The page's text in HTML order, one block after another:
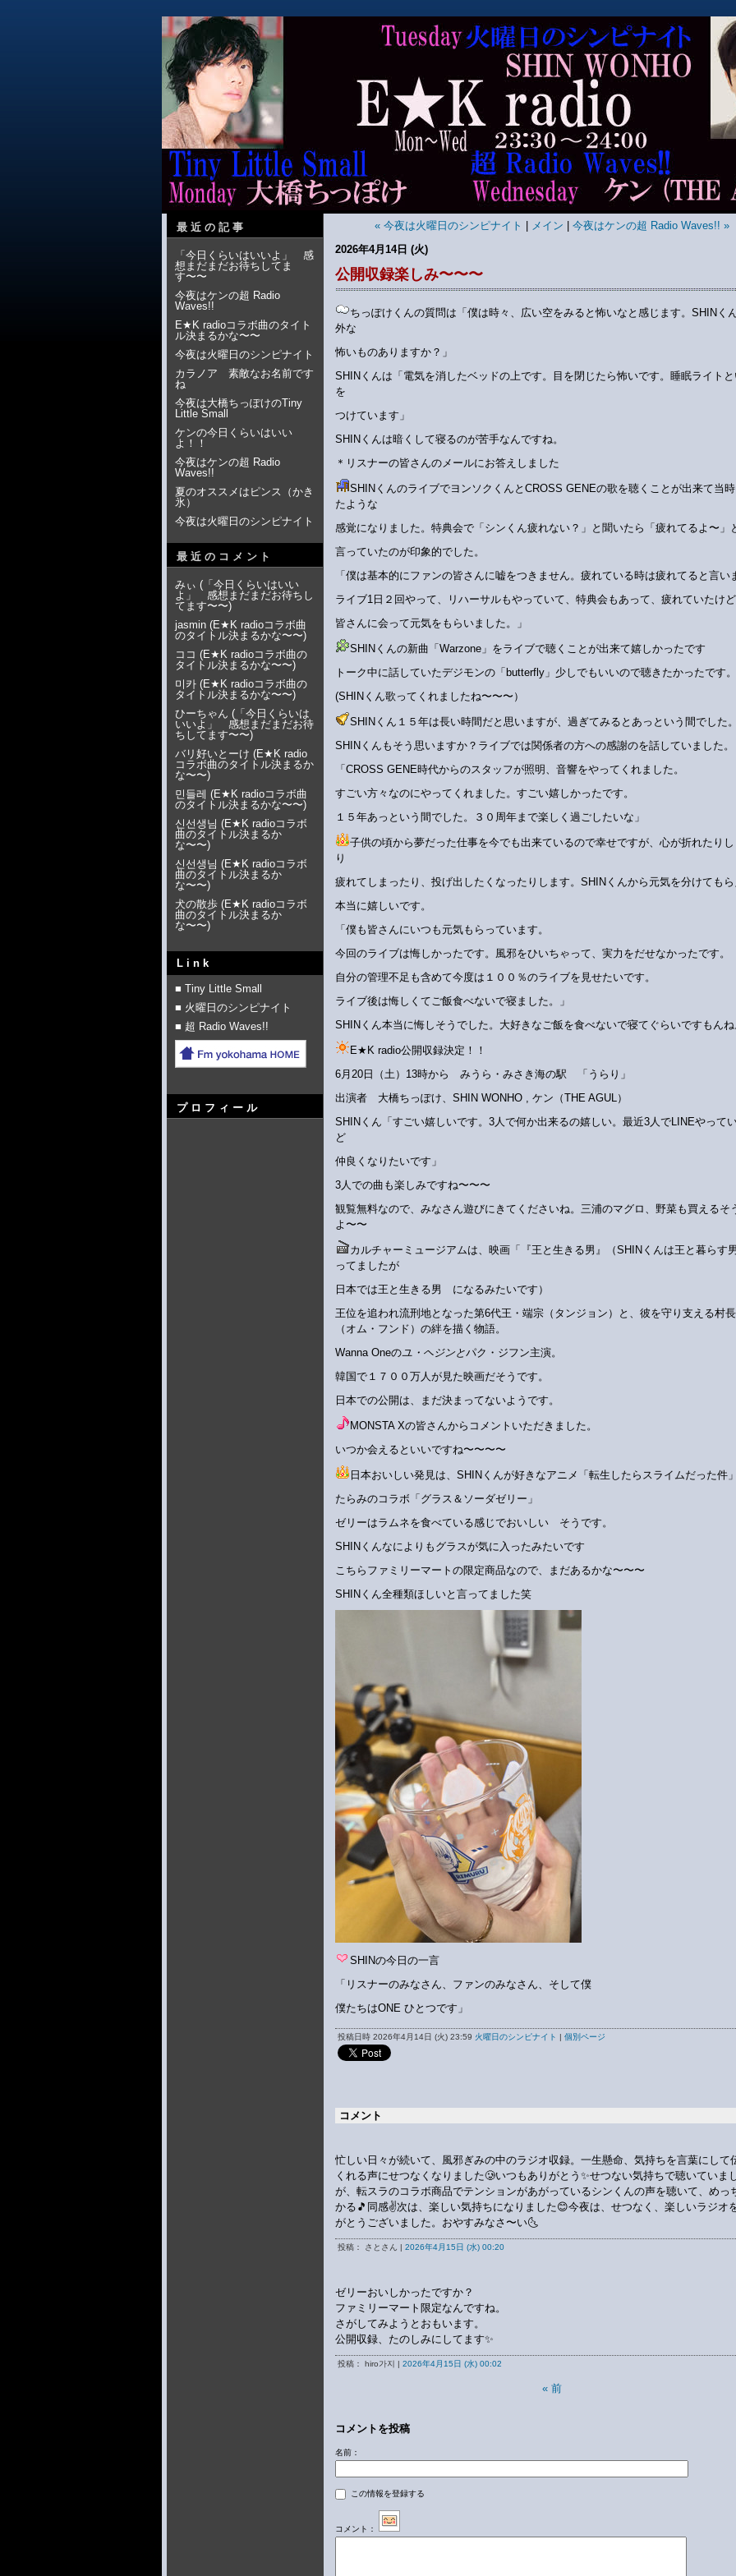
最近の記事
「今日くらいはいいよ」 感
想まだまだお待ちしてま
す〜〜
今夜はケンの超 Radio
Waves!!
E★K radioコラボ曲のタイト
ル決まるかな〜〜
今夜は火曜日のシンピナイト
カラノア 素敵なお名前です
ね
今夜は大橋ちっぽけのTiny
Little Small
ケンの今日くらいはいい
よ！！
今夜はケンの超 Radio
Waves!!
夏のオススメはピンス（かき
氷）
今夜は火曜日のシンピナイト
最近のコメント
みぃ ( 「今日くらいはいい
よ」 感想まだまだお待ちし
てます〜〜)
jasmin (E★K radioコラボ曲
のタイトル決まるかな〜〜)
ココ (E★K radioコラボ曲の
タイトル決まるかな〜〜)
미카 (E★K radioコラボ曲の
タイトル決まるかな〜〜)
ひーちゃん ( 「今日くらいは
いいよ」 感想まだまだお待
ちしてます〜〜)
バリ好いとーけ (E★K radio
コラボ曲のタイトル決まるか
な〜〜)
민들레 (E★K radioコラボ曲
のタイトル決まるかな〜〜)
신선생님 (E★K radioコラボ
曲のタイトル決まるか
な〜〜)
신선생님 (E★K radioコラボ
曲のタイトル決まるか
な〜〜)
犬の散歩 (E★K radioコラボ
曲のタイトル決まるか
な〜〜)
Link
■ Tiny Little Small
■ 火曜日のシンピナイト
■ 超 Radio Waves!!
プロフィール
« 今夜は火曜日のシンピナイト メイン
今夜はケンの超 Radio Waves!! »
2026年4月14日 (火)
公開収録楽しみ〜〜〜
ちっぽけくんの質問は「僕は時々、広い空をみると怖いなと感じます。SHINく
外な
怖いものありますか？」
SHINくんは「電気を消したベッドの上です。目を閉じたら怖いです。睡眠ライト
を
つけています」
SHINくんは暗くして寝るのが苦手なんですね。
＊リスナーの皆さんのメールにお答えしました
SHINくんのライブでヨンソクくんとCROSS GENEの歌を聴くことが出来て当
たような
感覚になりました。特典会で「シンくん疲れない？」と聞いたら「疲れてるよ〜」
言っていたのが印象的でした。
「僕は基本的にファンの皆さんに嘘をつきません。疲れている時は疲れてると言い
ライブ1日２回やって、リハーサルもやっていて、特典会もあって、疲れていたけ
皆さんに会って元気をもらいました。」
SHINくんの新曲「Warzone」をライブで聴くことが出来て嬉しかったです
トーク中に話していたデジモンの「butterfly」少しでもいいので聴きたかったです。
(SHINくん歌ってくれましたね〜〜〜）
SHINくん１５年は長い時間だと思いますが、過ぎてみるとあっという間でした
SHINくんもそう思いますか？ライブでは関係者の方への感謝のを話していました。
「CROSS GENE時代からのスタッフが照明、音響をやってくれました。
すごい方々なのにやってくれました。すごい嬉しかったです。
１５年あっという間でした。３０周年まで楽しく過ごしたいな」
子供の頃から夢だった仕事を今でも出来ているので幸せですが、心が折れたり
り
疲れてしまったり、投げ出したくなったりします。SHINくんから元気を分けても
本当に嬉しいです。
「僕も皆さんにいつも元気もらっています。
今回のライブは悔しかったです。風邪をひいちゃって、実力をだせなかったです。
自分の管理不足も含めて今度は１００％のライブを見せたいです。
ライブ後は悔しくてご飯食べないで寝ました。」
SHINくん本当に悔しそうでした。大好きなご飯を食べないで寝てぐらいですもん
E★K radio公開収録決定！！
6月20日（土）13時から みうら・みさき海の駅 「うらり」
出演者 大橋ちっぽけ、SHIN WONHO , ケン（THE AGUL）
SHINくん「すごい嬉しいです。3人で何か出来るの嬉しい。最近3人でLINEやって
ど
仲良くなりたいです」
3人での曲も楽しみですね〜〜〜
観覧無料なので、みなさん遊びにきてくださいね。三浦のマグロ、野菜も買えるそ
よ〜〜
カルチャーミュージアムは、映画「『王と生きる男』（SHINくんは王と暮らす
ってましたが
日本では王と生きる男 になるみたいです）
王位を追われ流刑地となった第6代王・端宗（タンジョン）と、彼を守り支える村
（オム・フンド）の絆を描く物語。
Wanna Oneのユ・ヘジンとパク・ジフン主演。
韓国で１７００万人が見た映画だそうです。
日本での公開は、まだ決まってないようです。
MONSTA Xの皆さんからコメントいただきました。
いつか会えるといいですね〜〜〜〜
日本おいしい発見は、SHINくんが好きなアニメ「転生したらスライムだった件
たらみのコラボ「グラス＆ソーダゼリー」
ゼリーはラムネを食べている感じでおいしい そうです。
SHINくんなによりもグラスが気に入ったみたいです
こちらファミリーマートの限定商品なので、まだあるかな〜〜〜
SHINくん全種類ほしいと言ってました笑
SHINの今日の一言
「リスナーのみなさん、ファンのみなさん、そして僕
僕たちはONE ひとつです」
投稿日時 2026年4月14日 (火) 23:59 火曜日のシンピナイト | 個別ページ
コメント
忙しい日々が続いて、風邪ぎみの中のラジオ収録。一生懸命、気持ちを言葉にして
くれる声にせつなくなりました🥲いつもありがとう✨せつない気持ちで聴いていま
が、転スラのコラボ商品でテンションがあがっているシンくんの声を聴いて、めっ
かる🎵同感✌️次は、楽しい気持ちになりました😊今夜は、せつなく、楽しいラジオ
がとうございました。おやすみなさ〜い🌜
投稿： さとさん | 2026年4月15日 (水) 00:20
ゼリーおいしかったですか？
ファミリーマート限定なんですね。
さがしてみようとおもいます。
公開収録、たのしみにしてます✨
投稿： hiro가지 | 2026年4月15日 (水) 00:02
« 前
コメントを投稿
名前：
この情報を登録する
コメント：